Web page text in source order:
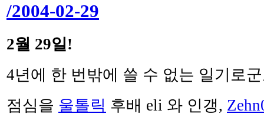
/2004-02-29
2월 29일!
4년에 한 번밖에 쓸 수 없는 일기로
점심을 울톨릭 후배 eli 와 인갱,